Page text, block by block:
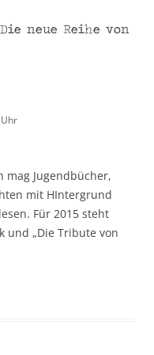
neue Reihe von
mag Jugendbücher,
mit HIntergrund
Für 2015 steht
und „Die Tribute von